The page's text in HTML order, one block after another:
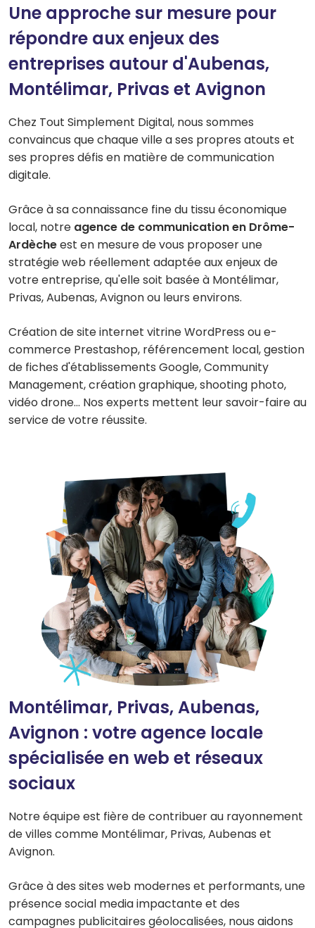
Une approche sur mesure pour
répondre aux enjeux des
entreprises autour d'Aubenas,
Montélimar, Privas et Avignon
Chez Tout Simplement Digital, nous sommes
convaincus que chaque ville a ses propres atouts et
ses propres défis en matière de communication
digitale.
Grâce à sa connaissance fine du tissu économique
local, notre agence de communication en Drôme-
Ardècheest en mesure de vous proposer une
stratégie web réellement adaptée aux enjeux de
votre entreprise, qu'elle soit basée à Montélimar,
Privas, Aubenas, Avignon ou leurs environs.
Création de site internet vitrine WordPress ou e-
commerce Prestashop, référencement local, gestion
de fiches d'établissements Google, Community
Management, création graphique, shooting photo,
vidéo drone... Nos experts mettent leur savoir-faire au
service de votre réussite.
Montélimar, Privas, Aubenas,
Avignon : votre agence locale
spécialisée en web et réseaux
sociaux
Notre équipe est fière de contribuer au rayonnement
de villes comme Montélimar, Privas, Aubenas et
Avignon.
Grâce à des sites web modernes et performants, une
présence social media impactante et des
campagnes publicitaires géolocalisées, nous aidons